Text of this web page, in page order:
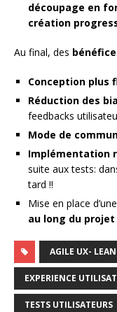
découpage en
création
Au final, des
Conception plus
Réduction des
feedbacks
Mode de
Implémentation
suite aux tests:
tard !!
Mise en place
au long du projet
AGILE UX-
EXPERIENCE
TESTS UTILISATEURS